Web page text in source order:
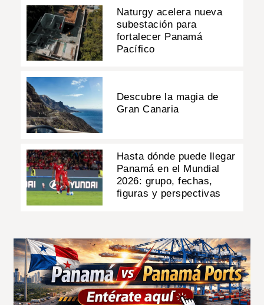
Naturgy acelera nueva
subestación para
fortalecer Panamá
Pacífico
Descubre la magia de
Gran Canaria
Hasta dónde puede llegar
Panamá en el Mundial
2026: grupo, fechas,
figuras y perspectivas